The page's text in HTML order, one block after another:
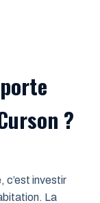
?
c’est investir
La